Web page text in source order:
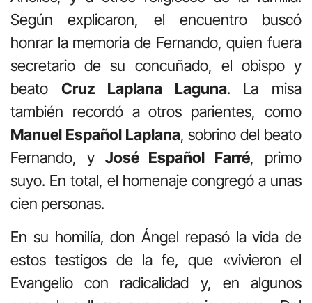
Según explicaron, el encuentro buscó
honrar la memoria de Fernando, quien fuera
secretario de su concuñado, el obispo y
beato Cruz Laplana Laguna. La misa
también recordó a otros parientes, como
Manuel Español Laplana, sobrino del beato
Fernando, y José Español Farré, primo
suyo. En total, el homenaje congregó a unas
cien personas.
En su homilía, don Ángel repasó la vida de
estos testigos de la fe, que «vivieron el
Evangelio con radicalidad y, en algunos